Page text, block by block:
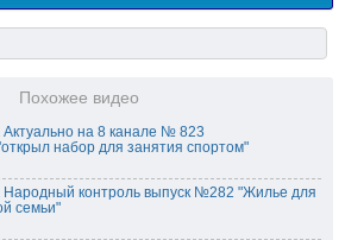
Похожее видео
на 8 канале № 823
набор для занятия спортом"
Народный контроль выпуск №282 "Жилье для
семьи"